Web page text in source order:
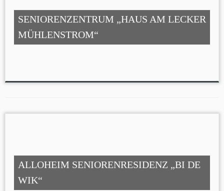
SENIORENZENTRUM „HAUS AM LECKER
MÜHLENSTROM“
ALLOHEIM SENIORENRESIDENZ „BI DE
WIK“